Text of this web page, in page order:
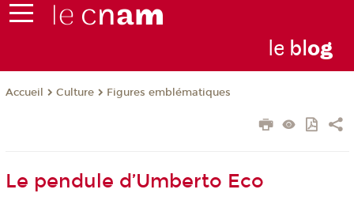
le blog
Accueil Culture Figures emblématiques
Le pendule d’Umberto Eco